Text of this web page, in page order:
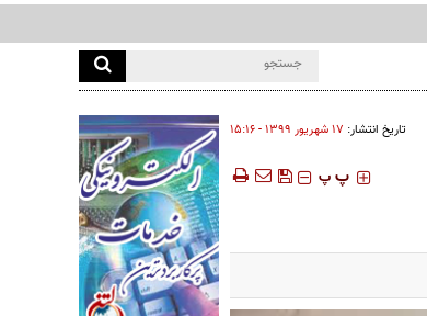
تاریخ انتشار: ۱۷ شهريور ۱۳۹۹ - ۱۵:۱۶
‍‍‍ پ پ